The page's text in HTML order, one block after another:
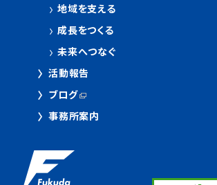
地域を支える
成長をつくる
未来へつなぐ
活動報告
ブログ
事務所案内